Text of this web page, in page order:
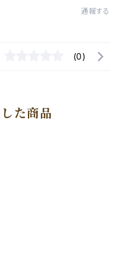
通報する
(0)
た商品